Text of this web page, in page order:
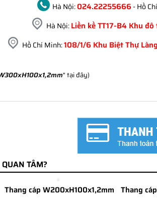
Hà Nội:024.22255666 - Hồ
Hà Nội:Liền kề TT17-B4 Khu
Hồ Chí Minh:108/1/6 Khu Biệt Thự
" tại đây)
TÂM?
Thang cáp W200xH100x1,2mm Thang